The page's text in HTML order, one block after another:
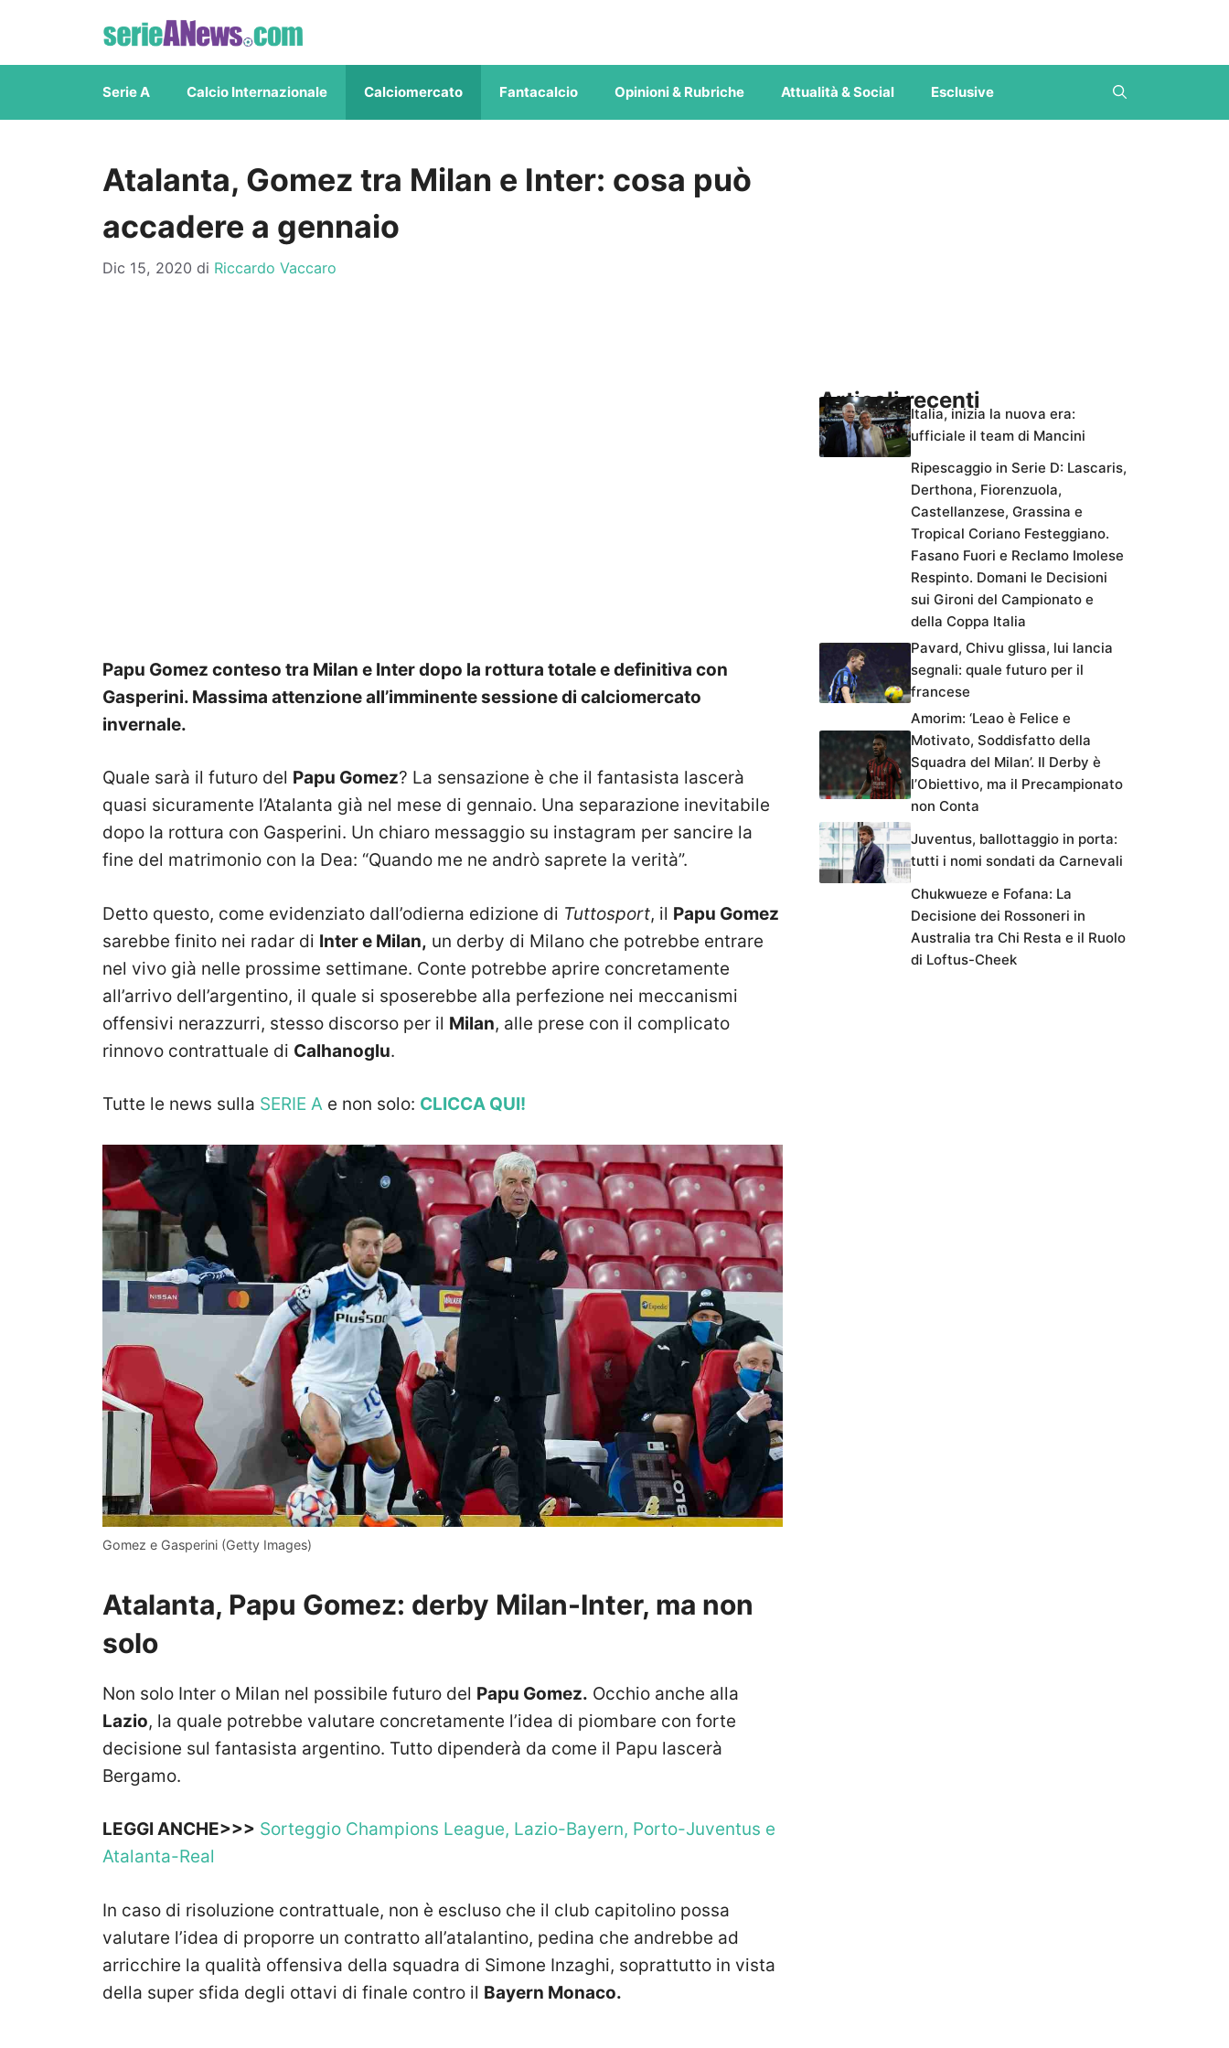
contenuto
Serie A Calcio Internazionale Calciomercato Fantacalcio Opinioni & Rubriche Attualità & Social Esclusive
Atalanta, Gomez tra Milan e Inter: cosa può
accadere a gennaio
Dic 15, 2020 di Riccardo Vaccaro
Papu Gomez conteso tra Milan e Inter dopo la rottura totale e definitiva con
Gasperini. Massima attenzione all’imminente sessione di calciomercato
invernale.
Quale sarà il futuro del Papu Gomez? La sensazione è che il fantasista lascerà
quasi sicuramente l’Atalanta già nel mese di gennaio. Una separazione inevitabile
dopo la rottura con Gasperini. Un chiaro messaggio su instagram per sancire la
fine del matrimonio con la Dea: “Quando me ne andrò saprete la verità”.
Detto questo, come evidenziato dall’odierna edizione di Tuttosport, il Papu Gomez
sarebbe finito nei radar di Inter e Milan, un derby di Milano che potrebbe entrare
nel vivo già nelle prossime settimane. Conte potrebbe aprire concretamente
all’arrivo dell’argentino, il quale si sposerebbe alla perfezione nei meccanismi
offensivi nerazzurri, stesso discorso per il Milan, alle prese con il complicato
rinnovo contrattuale di Calhanoglu.
Tutte le news sulla SERIE A e non solo: CLICCA QUI!
Gomez e Gasperini (Getty Images)
Atalanta, Papu Gomez: derby Milan-Inter, ma non
solo
Non solo Inter o Milan nel possibile futuro del Papu Gomez. Occhio anche alla
Lazio, la quale potrebbe valutare concretamente l’idea di piombare con forte
decisione sul fantasista argentino. Tutto dipenderà da come il Papu lascerà
Bergamo.
LEGGI ANCHE>>> Sorteggio Champions League, Lazio-Bayern, Porto-Juventus e
Atalanta-Real
In caso di risoluzione contrattuale, non è escluso che il club capitolino possa
valutare l’idea di proporre un contratto all’atalantino, pedina che andrebbe ad
arricchire la qualità offensiva della squadra di Simone Inzaghi, soprattutto in vista
della super sfida degli ottavi di finale contro il Bayern Monaco.
Articoli recenti
Italia, inizia la nuova era:
ufficiale il team di Mancini
Ripescaggio in Serie D: Lascaris,
Derthona, Fiorenzuola,
Castellanzese, Grassina e
Tropical Coriano Festeggiano.
Fasano Fuori e Reclamo Imolese
Respinto. Domani le Decisioni
sui Gironi del Campionato e
della Coppa Italia
Pavard, Chivu glissa, lui lancia
segnali: quale futuro per il
francese
Amorim: ‘Leao è Felice e
Motivato, Soddisfatto della
Squadra del Milan’. Il Derby è
l’Obiettivo, ma il Precampionato
non Conta
Juventus, ballottaggio in porta:
tutti i nomi sondati da Carnevali
Chukwueze e Fofana: La
Decisione dei Rossoneri in
Australia tra Chi Resta e il Ruolo
di Loftus-Cheek